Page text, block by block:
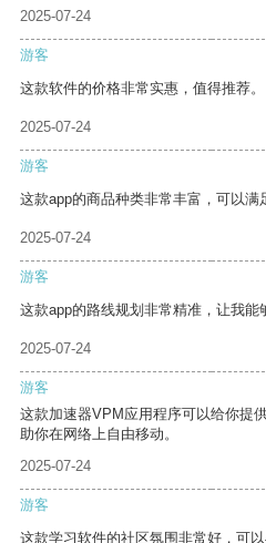
2025-07-24
游客
这款软件的价格非常实惠，值得推荐。
2025-07-24
游客
这款app的商品种类非常丰富，可以满
2025-07-24
游客
这款app的路线规划非常精准，让我能
2025-07-24
游客
这款加速器VPM应用程序可以给你提
助你在网络上自由移动。
2025-07-24
游客
这款学习软件的社区氛围非常好，可